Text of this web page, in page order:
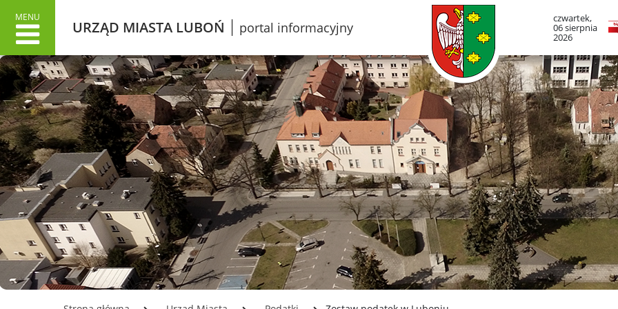
MENU
URZĄD MIASTA
Dane adresowe
Załatwianie spraw w Urzędzie
Informacje o Urzędzie Miasta
w języku łatwym do czytania
ETR
Dokumenty stategiczne
Inwestycje
Oświata
Odpady
Podatki
MIASTO LUBOŃ
Władze Miasta
O mieście
Luboński Szlak Architektury
Przemysłowej
Śladami historii Lubonia
Gry miejskie
Kultura
Komenda Straży Miejskiej
Miasta Luboń
Komisariat Policji w Luboniu
RADA MIASTA
Portal Mieszkańca.
informacje
Radni Rady Miasta
Sesja Rady Miasta
Harmonogram
radnych
Komisje Rady Miasta
Terminarz spotkań
Uchwały Rady
Młodzieżowa Rada
URZĄD MIASTA LUBOŃ portal informacyjny
czwartek,
06 sierpnia
2026